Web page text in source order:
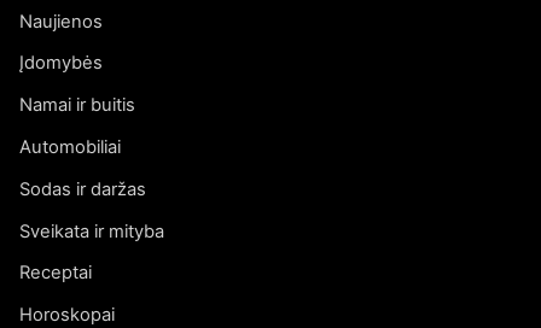
Naujienos
Įdomybės
Namai ir buitis
Automobiliai
Sodas ir daržas
Sveikata ir mityba
Receptai
Horoskopai